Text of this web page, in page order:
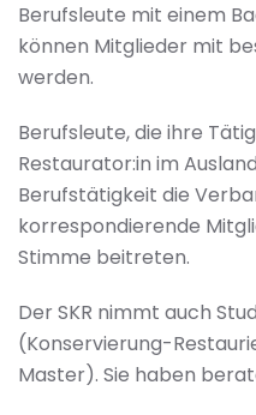
Berufsleute mit einem
können Mitglieder mit
werden.
Berufsleute, die ihre
Restaurator:in im
Berufstätigkeit die
korrespondierende
Stimme beitreten.
Der SKR nimmt auch
(Konservierung-
Master). Sie haben